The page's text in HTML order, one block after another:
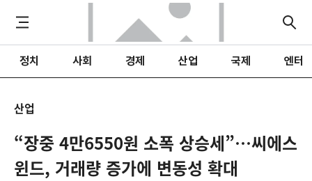
정치 사회 경제 산업 국제 엔터
산업
“장중 4만6550원 소폭 상승세”…씨에스
윈드, 거래량 증가에 변동성 확대